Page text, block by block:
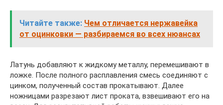
Читайте также: Чем отличается нержавейка
от оцинковки — разбираемся во всех нюансах
Латунь добавляют к жидкому металлу, перемешивают в
ложке. После полного расплавления смесь соединяют с
цинком, полученный состав прокатывают. Далее
ножницами разрезают лист проката, взвешивают его на